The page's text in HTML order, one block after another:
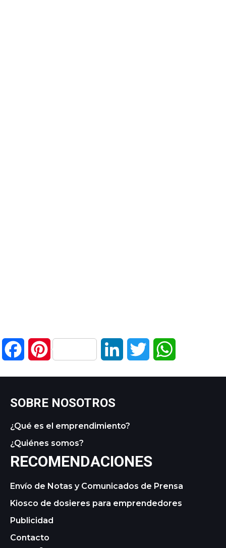
FacebookPinterest LinkedIn Twitter
SOBRE NOSOTROS
¿Qué es el emprendimiento?
¿Quiénes somos?
RECOMENDACIONES
Envío de Notas y Comunicados de Prensa
Kiosco de dosieres para emprendedores
Publicidad
Contacto